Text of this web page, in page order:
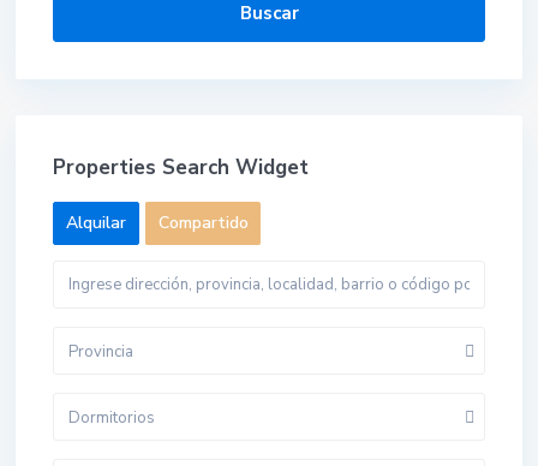
Buscar
Properties Search Widget
Alquilar Compartido
Provincia
Dormitorios